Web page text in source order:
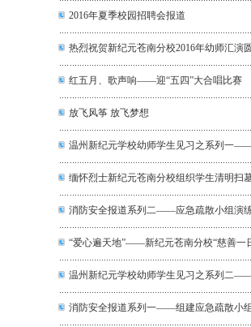
2016年夏季校园招聘会报道
热烈祝贺新纪元苍南分校2016年幼师汇演
红五月、歌声响——迎“五四”大合唱比赛
放飞风筝 放飞梦想
温州新纪元学校幼师学生见习之系列一
缅怀烈士新纪元苍南分校组织学生清明扫
消防安全报道系列二——应急疏散小组演
“爱心遍天地”——新纪元苍南分校“慈善一
温州新纪元学校幼师学生见习之系列二
消防安全报道系列一——组建应急疏散小